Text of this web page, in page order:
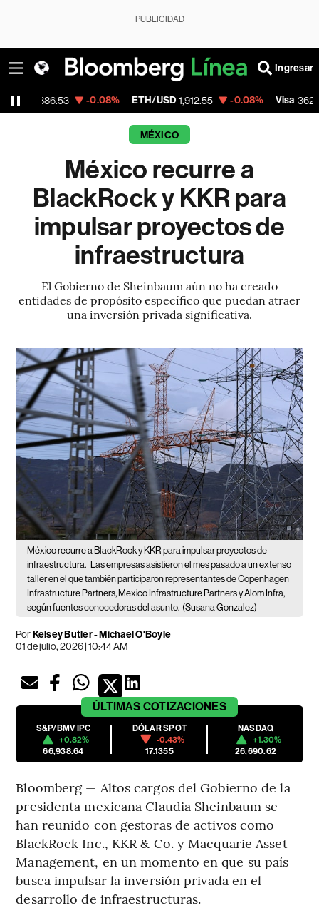
PUBLICIDAD
Ingresar
-0.08% ETH/USD 1,912.55 -0.08% Visa 362.50 -
MÉXICO
México recurre a
BlackRock y KKR para
impulsar proyectos de
infraestructura
El Gobierno de Sheinbaum aún no ha creado
entidades de propósito específico que puedan atraer
una inversión privada significativa.
México recurre a BlackRock y KKR para impulsar proyectos de
infraestructura.
Las empresas asistieron el mes pasado a un extenso
taller en el que también participaron representantes de Copenhagen
Infrastructure Partners, Mexico Infrastructure Partners y Alom Infra,
según fuentes conocedoras del asunto. (Susana Gonzalez)
PorKelsey Butler - Michael O'Boyle
01 de julio, 2026 | 10:44 AM
ÚLTIMAS COTIZACIONES
S&P/BMV IPC
+0.82%
66,938.64
DÓLAR SPOT
-0.43%
17.1355
NASDAQ
+1.30%
26,690.62
Bloomberg — Altos cargos del Gobierno de la
presidenta mexicana Claudia Sheinbaum se
han reunido con gestoras de activos como
BlackRock Inc., KKR & Co. y Macquarie Asset
Management, en un momento en que su país
busca impulsar la inversión privada en el
desarrollo de infraestructuras.